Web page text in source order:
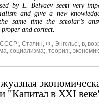
by L. Belyaev seem very
and give a new
same time the scholar’s
and correct.
СССР;, Сталин, Ф., Энгельс;, в,
, социализма;, теория;,
"Капитал в XXI